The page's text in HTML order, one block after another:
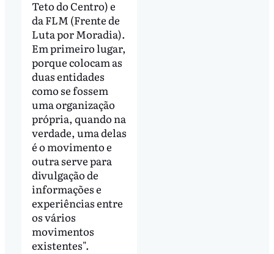
Teto do Centro) e
da FLM (Frente de
Luta por Moradia).
Em primeiro lugar,
porque colocam as
duas entidades
como se fossem
uma organização
própria, quando na
verdade, uma delas
é o movimento e
outra serve para
divulgação de
informações e
experiências entre
os vários
movimentos
existentes".